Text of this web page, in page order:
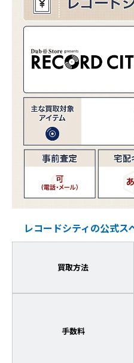
レコードシティの公式ス
買取方法
手数料